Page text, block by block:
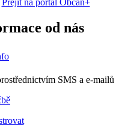
Přejít na portál Občan+
od nás
SMS a e-mailů